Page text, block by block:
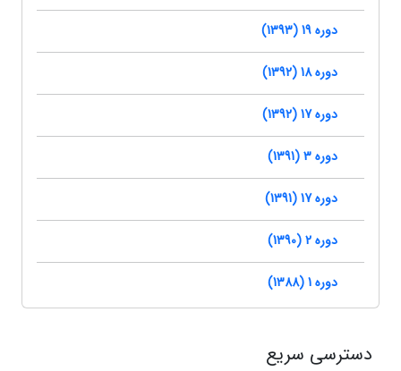
دوره 19 (1393)
دوره 18 (1392)
دوره 17 (1392)
دوره 3 (1391)
دوره 17 (1391)
دوره 2 (1390)
دوره 1 (1388)
دسترسی سریع